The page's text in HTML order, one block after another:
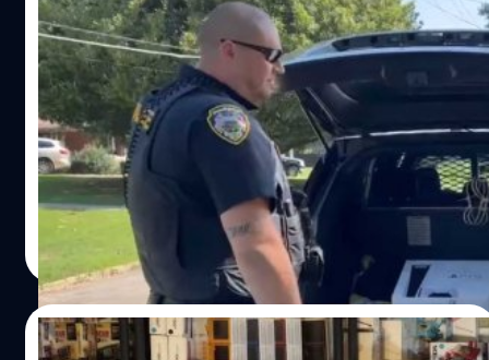
ตำรวจเซอร์ไพรส์เด็กด้วย PS5 หลังเพื่อนบ้าน
โทรแจ้งให้พาออกจากพื้นที่
เจ้าหน้าที่ตำรวจประจำรัฐจอร์เจีย, สหรัฐอเมริกา ได้
เซอร์ไพรส์เด็กน้อยด้วยเครื่อง PS5 เป็นของขวัญ หลังจาก
เพื่อนบ้านในละแวกโทรแจ้งให้กรมตำรวจพาเด็กคนนี้ออกไป
จากพื้นที่ หลังจากคลิปเหตุการณ์ดังกล่าวได้ถูกอัปโหลดผ่าน
โซเชียลมีเดีย ก็ทำเอาชาวเน็ตพากันชื่นชมฝ่ายตำรวจ และ
เด็กที่ได้รับ PS5 กันเยอะมาก จนกลายเป็นประเด็นเด็ดบนโซ
เชียลกันเลยก็ว่าได้
กรณ์รัฐภาส ธนวัตไชยศรี | 1087 days ago
Read More
07/09/2022